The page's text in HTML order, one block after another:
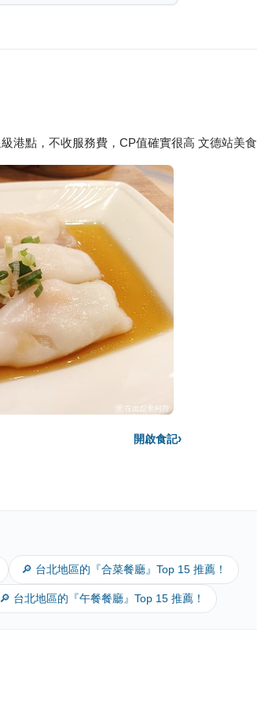
港點，不收服務費，CP值確實很高 文德站美食
開啟食記›
🔎 台北地區的『合菜餐廳』Top 15 推薦！
🔎 台北地區的『午餐餐廳』Top 15 推薦！